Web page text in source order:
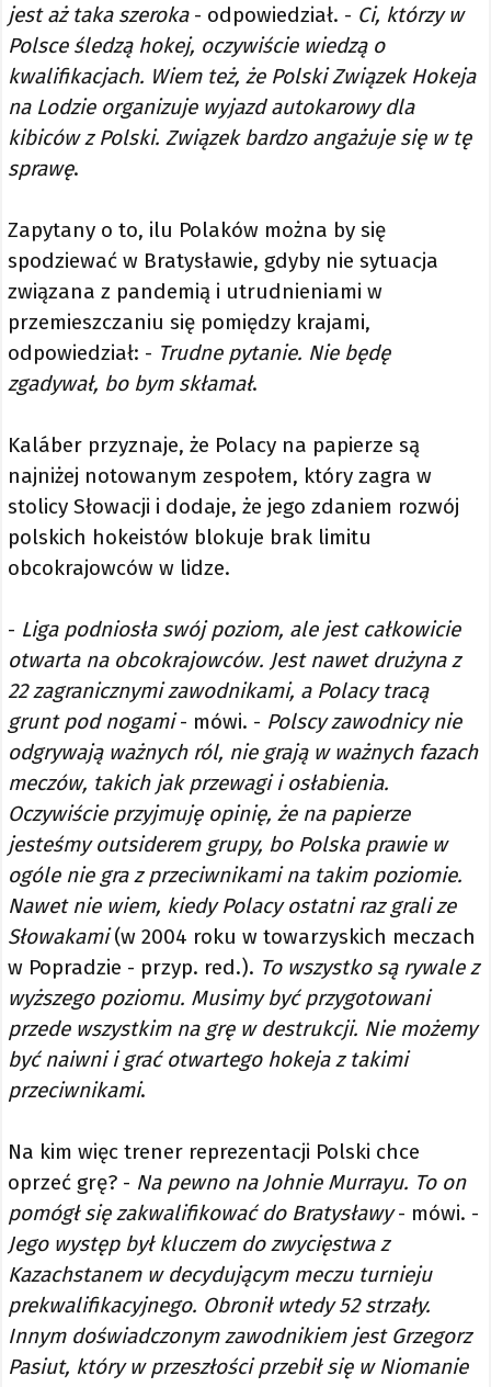
jest aż taka szeroka- odpowiedział. - Ci, którzy w
Polsce śledzą hokej, oczywiście wiedzą o
kwalifikacjach. Wiem też, że Polski Związek Hokeja
na Lodzie organizuje wyjazd autokarowy dla
kibiców z Polski. Związek bardzo angażuje się w tę
sprawę.
Zapytany o to, ilu Polaków można by się
spodziewać w Bratysławie, gdyby nie sytuacja
związana z pandemią i utrudnieniami w
przemieszczaniu się pomiędzy krajami,
odpowiedział: - Trudne pytanie. Nie będę
zgadywał, bo bym skłamał.
Kaláber przyznaje, że Polacy na papierze są
najniżej notowanym zespołem, który zagra w
stolicy Słowacji i dodaje, że jego zdaniem rozwój
polskich hokeistów blokuje brak limitu
obcokrajowców w lidze.
- Liga podniosła swój poziom, ale jest całkowicie
otwarta na obcokrajowców. Jest nawet drużyna z
22 zagranicznymi zawodnikami, a Polacy tracą
grunt pod nogami- mówi. - Polscy zawodnicy nie
odgrywają ważnych ról, nie grają w ważnych fazach
meczów, takich jak przewagi i osłabienia.
Oczywiście przyjmuję opinię, że na papierze
jesteśmy outsiderem grupy, bo Polska prawie w
ogóle nie gra z przeciwnikami na takim poziomie.
Nawet nie wiem, kiedy Polacy ostatni raz grali ze
Słowakami(w 2004 roku w towarzyskich meczach
w Popradzie - przyp. red.). To wszystko są rywale z
wyższego poziomu. Musimy być przygotowani
przede wszystkim na grę w destrukcji. Nie możemy
być naiwni i grać otwartego hokeja z takimi
przeciwnikami.
Na kim więc trener reprezentacji Polski chce
oprzeć grę? - Na pewno na Johnie Murrayu. To on
pomógł się zakwalifikować do Bratysławy- mówi. -
Jego występ był kluczem do zwycięstwa z
Kazachstanem w decydującym meczu turnieju
prekwalifikacyjnego. Obronił wtedy 52 strzały.
Innym doświadczonym zawodnikiem jest Grzegorz
Pasiut, który w przeszłości przebił się w Niomanie